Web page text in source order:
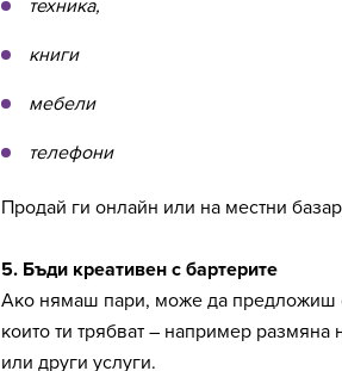
техника,
книги
мебели
телефони
Продай ги онлайн или на местни
5. Бъди креативен с бартерите
Ако нямаш пари, може да предложиш
които ти трябват – например
или други услуги.